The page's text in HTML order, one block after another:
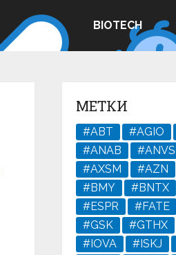
ВIOTECH
МЕТКИ
#ABT #AGIO
#ANAB
#ANVS
#AXSM
#AZN
#BMY
#BNTX
#ESPR
#FATE
#GSK
#GTHX
#IOVA
#ISKJ